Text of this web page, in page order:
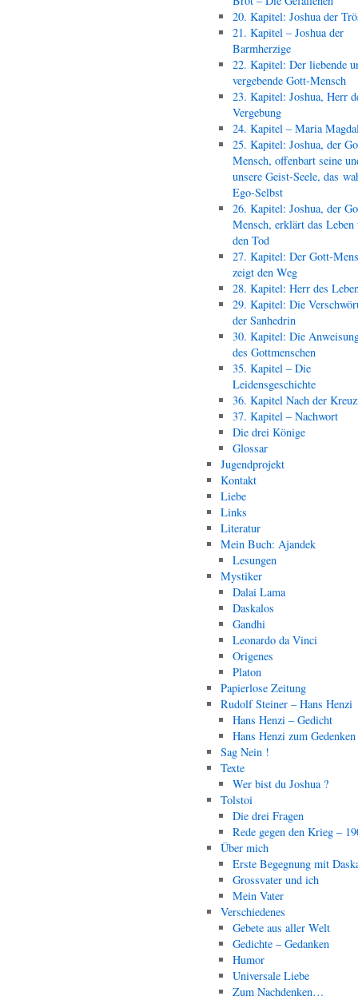
20. Kapitel: Joshua der
21. Kapitel – Joshua der
Barmherzige
22. Kapitel: Der liebende
vergebende Gott-Mensch
23. Kapitel: Joshua, Herr
Vergebung
24. Kapitel – Maria
25. Kapitel: Joshua, der
Mensch, offenbart seine
unsere Geist-Seele, das
Ego-Selbst
26. Kapitel: Joshua, der
Mensch, erklärt das Leben
den Tod
27. Kapitel: Der Gott-
zeigt den Weg
28. Kapitel: Herr des
29. Kapitel: Die
der Sanhedrin
30. Kapitel: Die
des Gottmenschen
35. Kapitel – Die
Leidensgeschichte
36. Kapitel Nach der
37. Kapitel – Nachwort
Die drei Könige
Glossar
Jugendprojekt
Kontakt
Liebe
Links
Literatur
Mein Buch: Ajandek
Lesungen
Mystiker
Dalai Lama
Daskalos
Gandhi
Leonardo da Vinci
Origenes
Platon
Papierlose Zeitung
Rudolf Steiner – Hans Henzi
Hans Henzi – Gedicht
Hans Henzi zum Gedenken
Sag Nein !
Texte
Wer bist du Joshua ?
Tolstoi
Die drei Fragen
Rede gegen den Krieg –
Über mich
Erste Begegnung mit
Grossvater und ich
Mein Vater
Verschiedenes
Gebete aus aller Welt
Gedichte – Gedanken
Humor
Universale Liebe
Zum Nachdenken…